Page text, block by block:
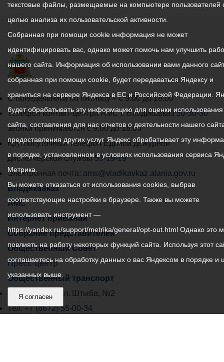
республики при
поддержки десятков
молодежных, культурных,
спортивных и
общественных
Владикавказа.
✔️Напомним, по данным
Всероссийской переписи
населения 2020 г.
численность молодежи от
14 до 35 лет в Северной
Осетии составляет 207039
человек.
муниципальными
властями.
этого года были внесены
мероприятия,
направленные на
развитие
добровольческого
движения. Несколько из
них уже проведено, с
началом учебного года
работа продолжится.
благодарности
администрации местного
самоуправления лучшим
молодежных организаций:
Алану Биченову, Алине
График
работы
администрации
местного
самоуправления
города
Владикавказ:
С понедельника по пятницу – с 9.00 до 18.00
Телефон контакт-центра АМС г. Владикавказ30-30-30
звонки принимаются с 9:00 до 18:00
Круглосуточный телефон Единой дежурной
диспетчерской службы53-19-19
Электронная почта: ams@vladikavkaz.alania.gov.ru
Владикавказ
АМС
Интернет приемная
Собрание представителей
Общественный Совет
Пресс-центр
Общественный транспорт
Владикавказ, пл. Штыба, №2
Тел:+7 (8672) 55-00-34
текстовые файлы, размещаемые на компьютере пользователей
целью анализа их пользовательской активности.
Собранная при помощи cookie информация не может
идентифицировать вас, однако может помочь нам улучшить
нашего сайта. Информация об использовании вами данного
собранная при помощи cookie, будет передаваться Яндексу и
храниться на сервере Яндекса в ЕС и Российской Федерации.
будет обрабатывать эту информацию для оценки
сайта, составления для нас отчетов о деятельности нашего
предоставления других услуг. Яндекс обрабатывает эту
в порядке, установленном в условиях использования сервиса
Метрика.
Вы можете отказаться от использования cookies, выбрав
соответствующие настройки в браузере. Также вы можете
использовать инструмент —
https://yandex.ru/support/metrika/general/opt-out.html Однако это
повлиять на работу некоторых функций сайта. Используя этот
соглашаетесь на обработку данных о вас Яндексом в порядке и
указанных выше.
Я согласен